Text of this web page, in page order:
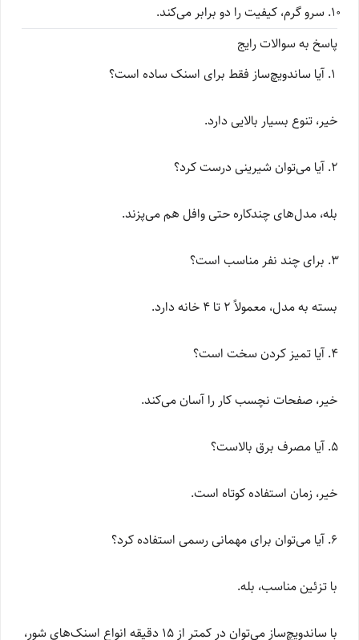
سرو گرم، کیفیت را دو برابر می‌کند.
پاسخ به سوالات رایج
آیا ساندویچ‌ساز فقط برای اسنک ساده است؟
خیر، تنوع بسیار بالایی دارد.
آیا می‌توان شیرینی درست کرد؟
بله، مدل‌های چندکاره حتی وافل هم می‌پزند.
برای چند نفر مناسب است؟
بسته به مدل، معمولاً ۲ تا ۴ خانه دارد.
آیا تمیز کردن سخت است؟
خیر، صفحات نچسب کار را آسان می‌کند.
آیا مصرف برق بالاست؟
خیر، زمان استفاده کوتاه است.
آیا می‌توان برای مهمانی رسمی استفاده کرد؟
با تزئین مناسب، بله.
با ساندویچ‌ساز می‌توان در کمتر از ۱۵ دقیقه انواع اسنک‌های شور،